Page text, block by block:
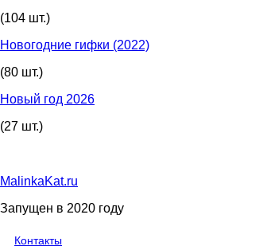
(104 шт.)
Новогодние гифки (2022)
(80 шт.)
Новый год 2026
(27 шт.)
MalinkaKat.ru
Запущен в 2020 году
Контакты